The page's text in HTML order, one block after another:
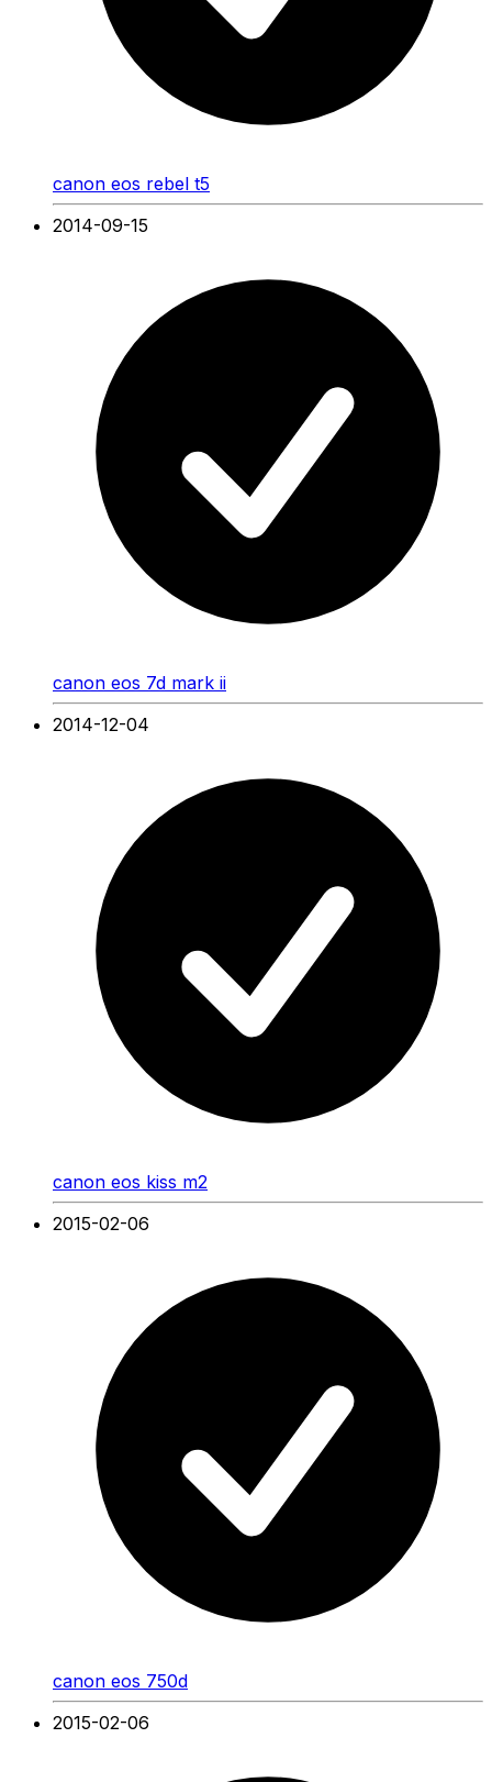
canon eos rebel t5
2014-09-15
canon eos 7d mark ii
2014-12-04
canon eos kiss m2
2015-02-06
canon eos 750d
2015-02-06